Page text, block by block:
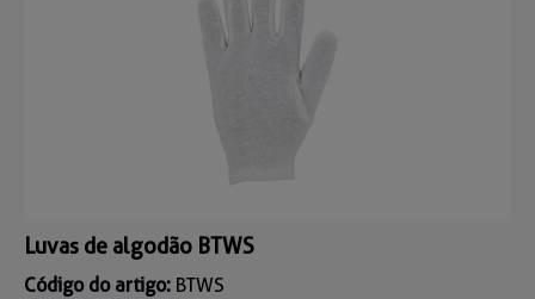
Luvas de algodão BTWS
Código do artigo: BTWS